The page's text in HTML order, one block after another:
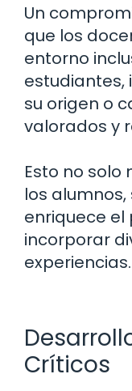
Un
que los
entorno
su origen o
valorados y
Esto no
los
enriquece el
incorporar
experiencias.
Críticos